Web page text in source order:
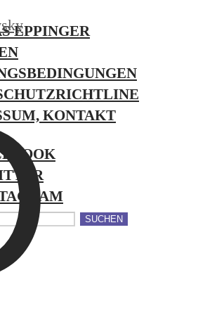
EPPINGER
KONTAKT
SUCHEN